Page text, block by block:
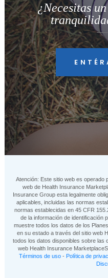
¿Necesitas
Atención: Este sitio web es operado
web de Health Insurance
Insurance Group esta legalmente
aplicables, incluidas las normas
normas establecidas en 45 CFR
de la información de identificación
muestre todos los datos de los
en su estado a través del sitio web
todos los datos disponibles sobre las
web Health Insurance
Términos de uso- Política de